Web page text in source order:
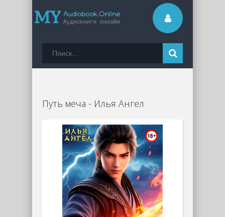
Путь меча - Илья Ангел